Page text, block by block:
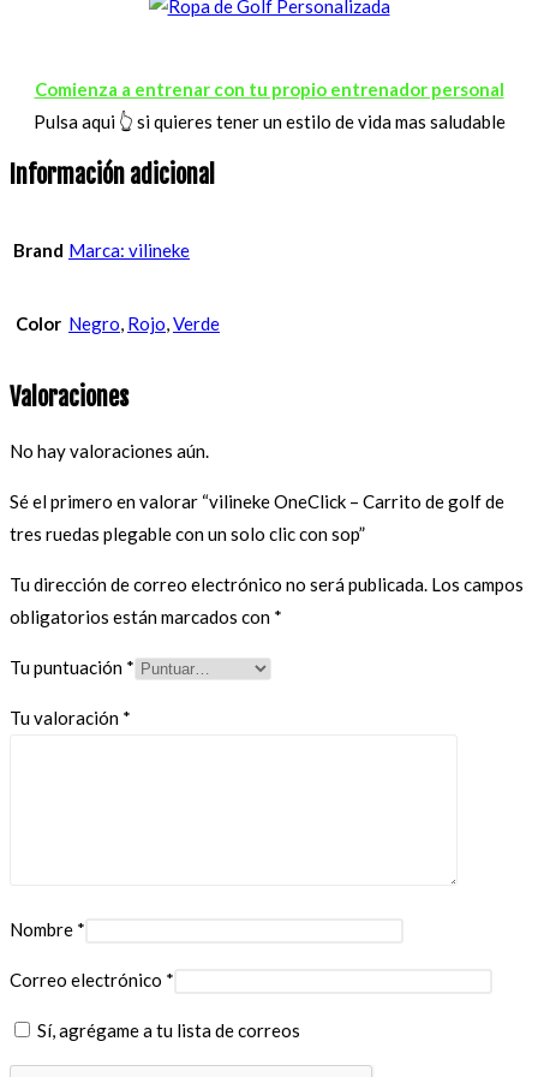
Comienza a entrenar con tu propio entrenador personal
Pulsa aqui 👆 si quieres tener un estilo de vida mas saludable
Información adicional
Brand Marca: vilineke
Color Negro Rojo Verde
Valoraciones
No hay valoraciones aún.
Sé el primero en valorar “vilineke OneClick – Carrito de golf de
tres ruedas plegable con un solo clic con sop”
Tu dirección de correo electrónico no será publicada. Los campos
obligatorios están marcados con *
Tu puntuación *
Tu valoración *
Nombre *
Correo electrónico *
Sí, agrégame a tu lista de correos